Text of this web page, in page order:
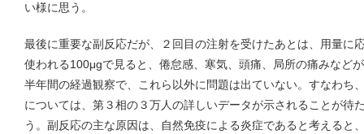
い様に思う。
最後に重要な副反応だが、２回目の注射を受けたあとは、用量に
使われる100μgで見ると、倦怠感、寒気、頭痛、局所の痛みなど
半年間の経過観察で、これら以外に問題は出ていない。すなわち
については、第３相の３万人の詳しいデータが示されることが待
う。副反応の主な原因は、自然免疫による炎症であると考えると